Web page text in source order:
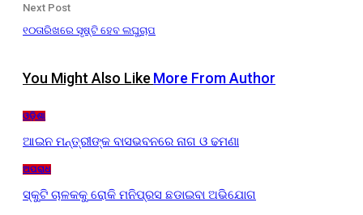
Next Post
୧୦ତାରିଖରେ ସୃଷ୍ଟି ହେବ ଲଘୁଚାପ
You Might Also Like More From Author
ଓଡ଼ିଶା
ଆଇନ ମନ୍ତ୍ରୀଙ୍କ ବାସଭବନରେ ନାଗ ଓ ଢମଣା
ଅପରାଧ
ସ୍କୁଟି ଚାଳକକୁ ରୋକି ମନିପ୍ରସ ଛଡାଇବା ଅଭିଯୋଗ